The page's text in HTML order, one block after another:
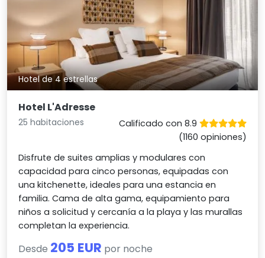
Hotel de 4 estrellas
Hotel L'Adresse
25 habitaciones
Calificado con 8.9
(1160 opiniones)
Disfrute de suites amplias y modulares con
capacidad para cinco personas, equipadas con
una kitchenette, ideales para una estancia en
familia. Cama de alta gama, equipamiento para
niños a solicitud y cercanía a la playa y las murallas
completan la experiencia.
Desde 205 EUR por noche